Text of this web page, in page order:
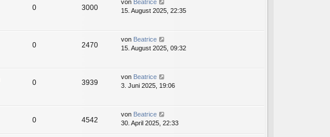
0 3000
von Beatrice
15. August 2025, 22:35
0 2470
von Beatrice
15. August 2025, 09:32
0 3939
von Beatrice
3. Juni 2025, 19:06
0 4542
von Beatrice
30. April 2025, 22:33